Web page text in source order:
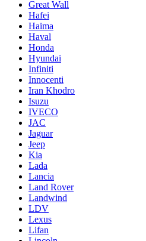
Great Wall
Hafei
Haima
Haval
Honda
Hyundai
Infiniti
Innocenti
Iran Khodro
Isuzu
IVECO
JAC
Jaguar
Jeep
Kia
Lada
Lancia
Land Rover
Landwind
LDV
Lexus
Lifan